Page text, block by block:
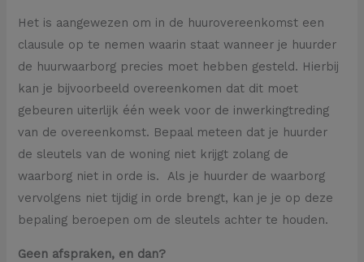
Het is aangewezen om in de huurovereenkomst een
clausule op te nemen waarin staat wanneer je huurder
de huurwaarborg precies moet hebben gesteld. Hierbij
kan je bijvoorbeeld overeenkomen dat dit moet
gebeuren uiterlijk één week voor de inwerkingtreding
van de overeenkomst. Bepaal meteen dat je huurder
de sleutels van de woning niet krijgt zolang de
waarborg niet in orde is. Als je huurder de waarborg
vervolgens niet tijdig in orde brengt, kan je je op deze
bepaling beroepen om de sleutels achter te houden.
Geen afspraken, en dan?